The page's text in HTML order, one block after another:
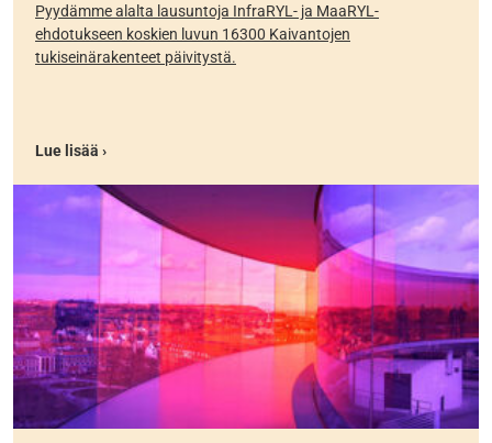
Pyydämme alalta lausuntoja InfraRYL- ja MaaRYL-
ehdotukseen koskien luvun 16300 Kaivantojen
tukiseinärakenteet päivitystä.
Lue lisää ›